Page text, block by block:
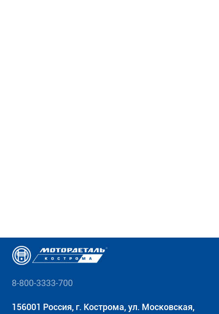
8-800-3333-700
156001 Россия, г. Кострома, ул. Московская,